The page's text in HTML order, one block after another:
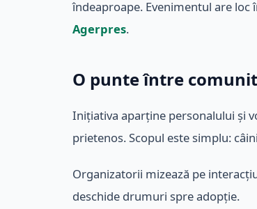
îndeaproape. Evenimentul are
Agerpres.
O punte între
Inițiativa aparține personalului și
prietenos. Scopul este simplu:
Organizatorii mizează pe
deschide drumuri spre adopție.